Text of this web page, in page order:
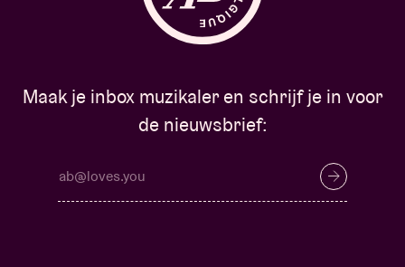
Maak je inbox muzikaler en schrijf je in voor
de nieuwsbrief: